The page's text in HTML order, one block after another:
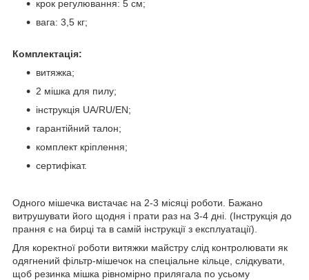
крок регулювання: 5 см;
вага: 3,5 кг;
Комплектація:
витяжка;
2 мішка для пилу;
інструкція UA/RU/EN;
гарантійний талон;
комплект кріплення;
сертифікат.
Одного мішечка вистачає на 2-3 місяці роботи. Бажано
витрушувати його щодня і прати раз на 3-4 дні. (Інструкція до
прання є на бирці та в самій інструкції з експлуатації).
Для коректної роботи витяжки майстру слід контролювати як
одягнений фільтр-мішечок на спеціальне кільце, слідкувати,
щоб резинка мішка рівномірно прилягала по усьому